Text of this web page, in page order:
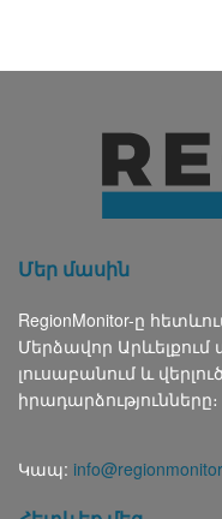
Մեր մասին
RegionMonitor-ը
Մերձավոր Արևելքում
լուսաբանում և
իրադարձությունները։
Կապ: